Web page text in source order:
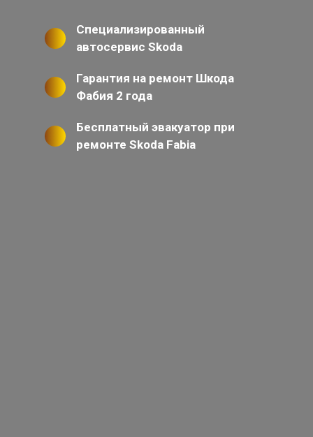
Специализированный
автосервис Skoda
Гарантия на ремонт Шкода
Фабия 2 года
Бесплатный эвакуатор при
ремонте Skoda Fabia